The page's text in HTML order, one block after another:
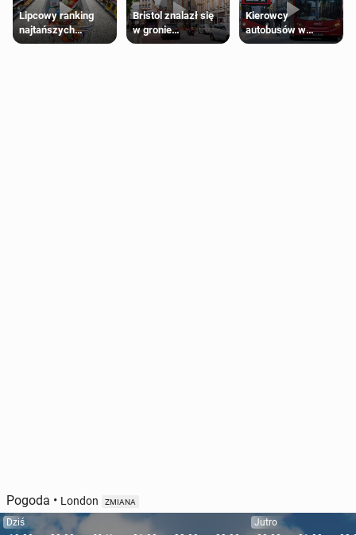
Lipcowy ranking
najtańszych
supermarketów
Bristol znalazł się
w gronie
najlepszych
Kierowcy
autobusów w
Londynie
Pogoda • London ZMIANA
Dziś
Jutro